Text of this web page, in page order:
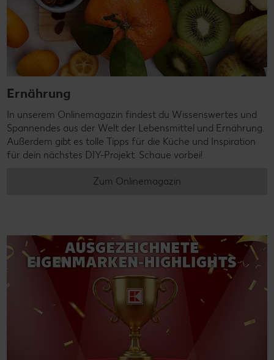
Ernährung
In unserem Onlinemagazin findest du Wissenswertes und
Spannendes aus der Welt der Lebensmittel und Ernährung.
Außerdem gibt es tolle Tipps für die Küche und Inspiration
für dein nächstes DIY-Projekt. Schaue vorbei!
Zum Onlinemagazin